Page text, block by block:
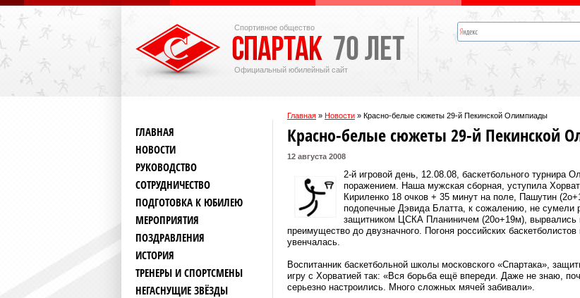
Спортивное общество
Официальный юбилейный сайт
Главная » Новости » Красно-белые сюжеты 29-й Пекинской Олимпиады
ГЛАВНАЯ
НОВОСТИ
РУКОВОДСТВО
СОТРУДНИЧЕСТВО
ПОДГОТОВКА К ЮБИЛЕЮ
МЕРОПРИЯТИЯ
ПОЗДРАВЛЕНИЯ
ИСТОРИЯ
ТРЕНЕРЫ И СПОРТСМЕНЫ
НЕГАСНУЩИЕ ЗВЁЗДЫ
Красно-белые сюжеты 29-й Пекинской
12 августа 2008
2-й игровой день, 12.08.08, баскетбольного
поражением. Наша мужская сборная, уступила
Кириленко 18 очков + 35 минут на поле, Пашутин
подопечные Дэвида Блатта, к сожалению, не сумели
защитником ЦСКА Планиничем (20о+19м), вырвались
преимущество до двузначного. Погоня российских
увенчалась.
Воспитанник баскетбольной школы московского «Спартака»,
игру с Хорватией так: «Вся борьба ещё впереди. Даже не знаю,
серьезно настроились. Много сложных мячей забивали».